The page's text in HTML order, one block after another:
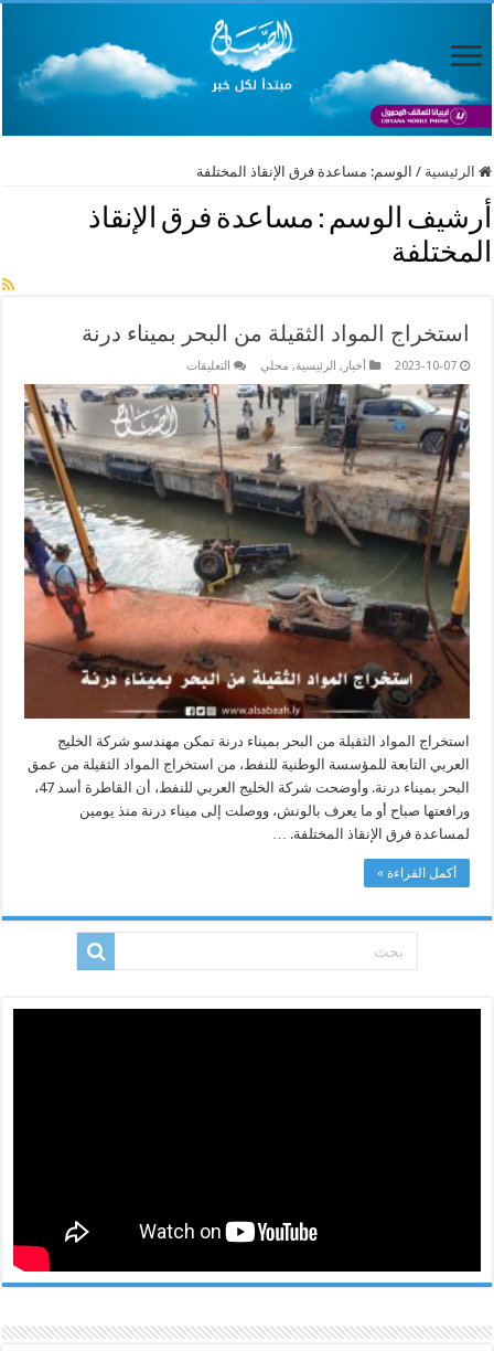
الرئيسية / الوسم: مساعدة فرق الإنقاذ المختلفة
أرشيف الوسم : مساعدة فرق الإنقاذ
المختلفة
استخراج المواد الثقيلة من البحر بميناء درنة
2023-10-07 أخبار , الرئيسية, محلي التعليقات
المواد
الثقيلة
من
البحر
بميناء
درنة
مغلقة
استخراج المواد الثقيلة من البحر بميناء درنة تمكن مهندسو شركة الخليج
العربي التابعة للمؤسسة الوطنية للنفط، من استخراج المواد الثقيلة من عمق
البحر بميناء درنة. وأوضحت شركة الخليج العربي للنفط، أن القاطرة أسد 47،
ورافعتها صباح أو ما يعرف بالونش، ووصلت إلى ميناء درنة منذ يومين
لمساعدة فرق الإنقاذ المختلفة. …
أكمل القراءة »